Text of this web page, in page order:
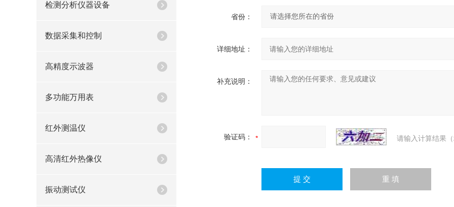
检测分析仪器设备
数据采集和控制
高精度示波器
多功能万用表
红外测温仪
高清红外热像仪
振动测试仪
省份：
详细地址：
补充说明：
验证码： 请输入计算结果